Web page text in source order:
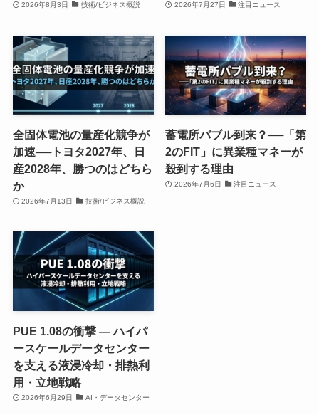
2026年8月3日 技術/ビジネス概説 2026年7月27日 注目ニュース
全固体電池の量産化競争が
加速──トヨタ2027年、日
産2028年、勝つのはどちら
か
2026年7月13日 技術/ビジネス概説
蓄電所バブル到来？──「第
2のFIT」に異業種マネーが
殺到する理由
2026年7月6日 注目ニュース
PUE 1.08の衝撃 ― ハイパ
ースケールデータセンター
を支える液浸冷却・排熱利
用・立地戦略
2026年6月29日 AI・データセンター